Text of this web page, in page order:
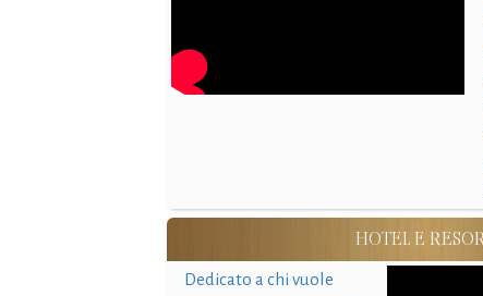
HOTEL E
Dedicato a chi vuole